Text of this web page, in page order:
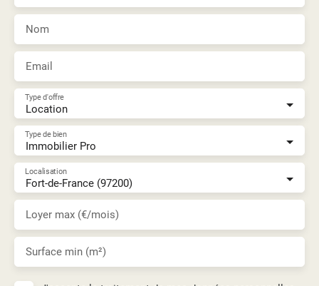
Nom
Email
Location
Type d'offre
Immobilier Pro
Type de bien
Fort-de-France (97200)
Localisation
Loyer max (€/mois)
Surface min (m²)